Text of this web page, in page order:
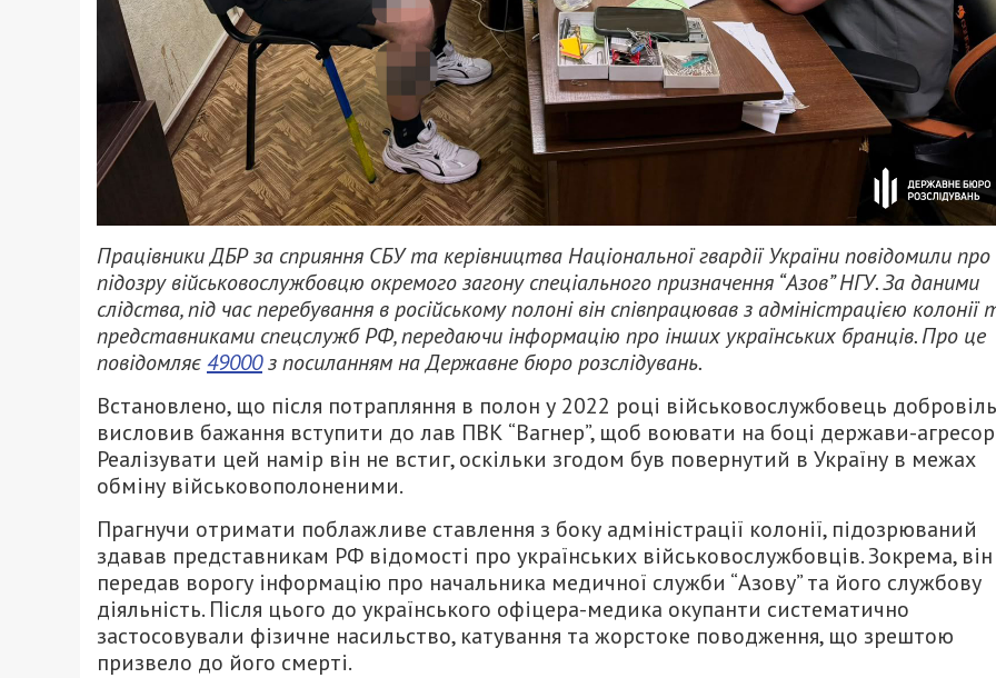
Працівники ДБР за сприяння СБУ та керівництва Національної гвардії України повідомили про
підозру військовослужбовцю окремого загону спеціального призначення “Азов” НГУ. За даними
слідства, під час перебування в російському полоні він співпрацював з адміністрацією колонії
представниками спецслужб РФ, передаючи інформацію про інших українських бранців. Про це
повідомляє49000з посиланням на Державне бюро розслідувань.
Встановлено, що після потрапляння в полон у 2022 році військовослужбовець
висловив бажання вступити до лав ПВК “Вагнер”, щоб воювати на боці держави-
Реалізувати цей намір він не встиг, оскільки згодом був повернутий в Україну в межах
обміну військовополоненими.
Прагнучи отримати поблажливе ставлення з боку адміністрації колонії, підозрюваний
здавав представникам РФ відомості про українських військовослужбовців. Зокрема, він
передав ворогу інформацію про начальника медичної служби “Азову” та його службову
діяльність. Після цього до українського офіцера-медика окупанти систематично
застосовували фізичне насильство, катування та жорстоке поводження, що зрештою
призвело до його смерті.